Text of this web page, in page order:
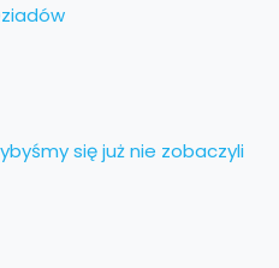
się już nie zobaczyli